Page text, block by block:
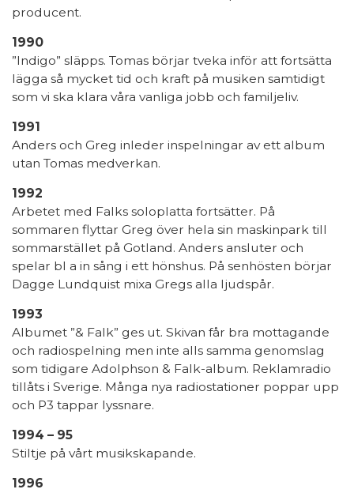
producent.
1990
”Indigo” släpps. Tomas börjar tveka inför att fortsätta
lägga så mycket tid och kraft på musiken samtidigt
som vi ska klara våra vanliga jobb och familjeliv.
1991
Anders och Greg inleder inspelningar av ett album
utan Tomas medverkan.
1992
Arbetet med Falks soloplatta fortsätter. På
sommaren flyttar Greg över hela sin maskinpark till
sommarstället på Gotland. Anders ansluter och
spelar bl a in sång i ett hönshus. På senhösten börjar
Dagge Lundquist mixa Gregs alla ljudspår.
1993
Albumet ”& Falk” ges ut. Skivan får bra mottagande
och radiospelning men inte alls samma genomslag
som tidigare Adolphson & Falk-album. Reklamradio
tillåts i Sverige. Många nya radiostationer poppar upp
och P3 tappar lyssnare.
1994 – 95
Stiltje på vårt musikskapande.
1996